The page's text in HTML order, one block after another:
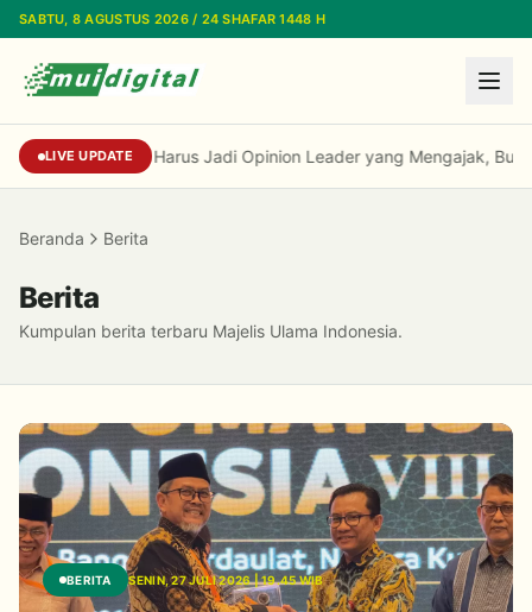
Lewati ke konten utama
SABTU, 8 AGUSTUS 2026 / 24 SHAFAR 1448 H
LIVE UPDATE
Kiai Cholil: Dai Harus Jadi Opinion Leader yang Mengajak,
Beranda Berita
Berita
Kumpulan berita terbaru Majelis Ulama Indonesia.
BERITA SENIN, 27 JULI 2026 | 19.45 WIB